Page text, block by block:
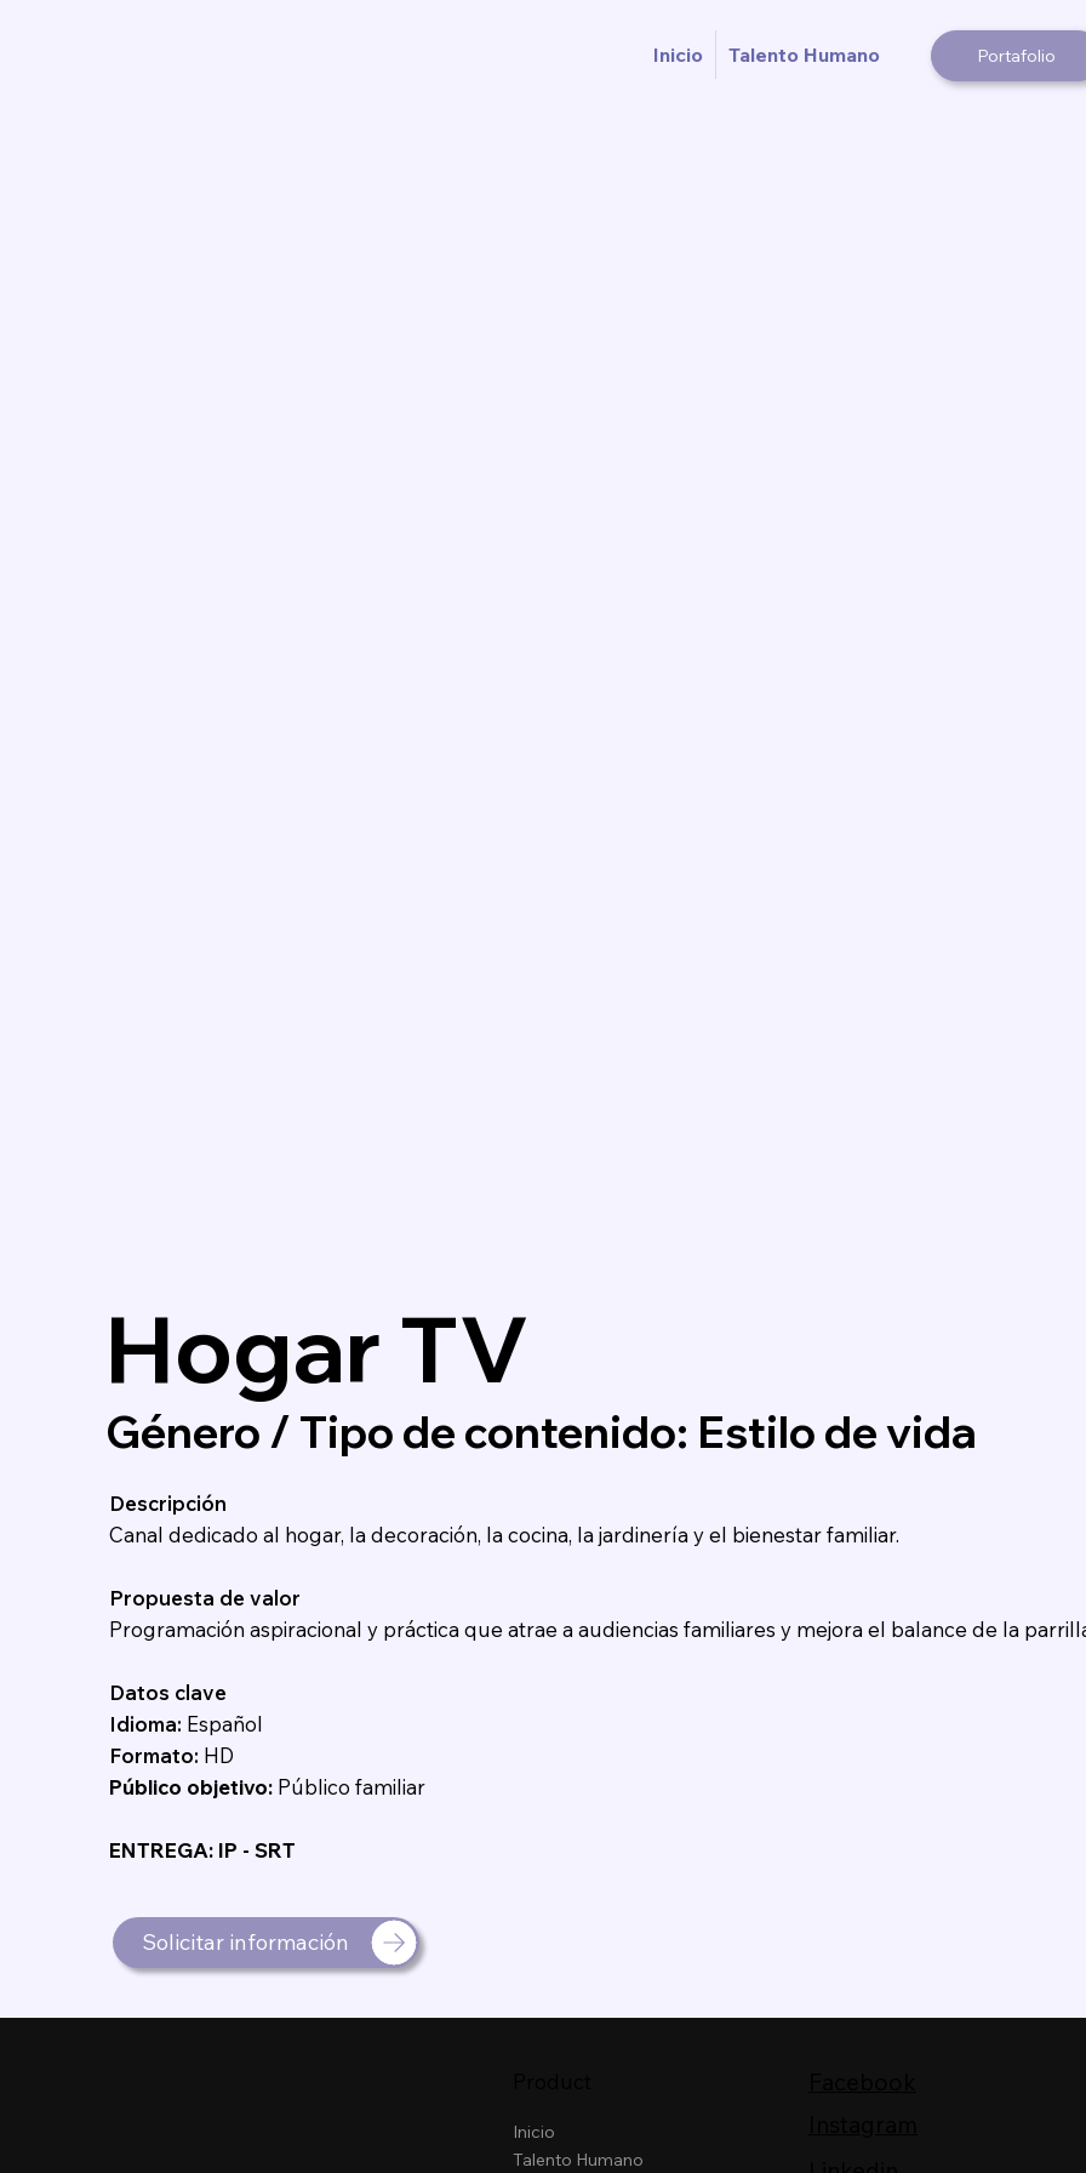
Inicio Talento Humano Portafolio
Hogar TV
Género / Tipo de contenido: Estilo de vida
Descripción
Canal dedicado al hogar, la decoración, la cocina, la jardinería y el bienestar familiar.
Propuesta de valor
Programación aspiracional y práctica que atrae a audiencias familiares y mejora el balance de la
Datos clave
Idioma: Español
Formato: HD
Público objetivo:Público familiar
ENTREGA: IP - SRT
Solicitar información
Inicio
Talento Humano